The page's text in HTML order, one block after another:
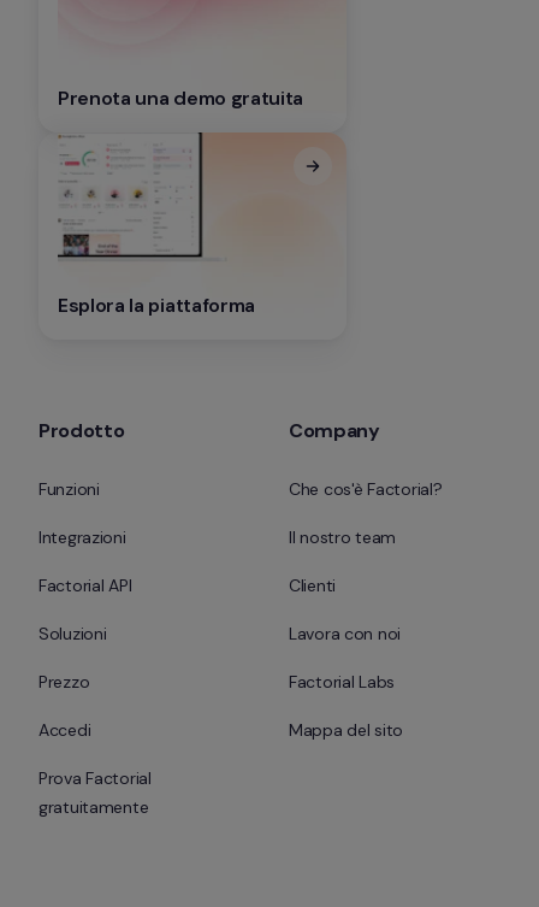
Prenota una demo gratuita
Esplora la piattaforma
Prodotto
Funzioni
Integrazioni
Factorial API
Soluzioni
Prezzo
Accedi
Prova Factorial
gratuitamente
Company
Che cos'è Factorial?
Il nostro team
Clienti
Lavora con noi
Factorial Labs
Mappa del sito